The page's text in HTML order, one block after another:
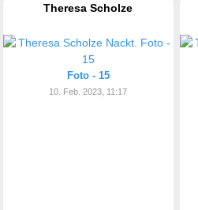
Theresa Scholze
Foto - 15
10. Feb. 2023, 11:17